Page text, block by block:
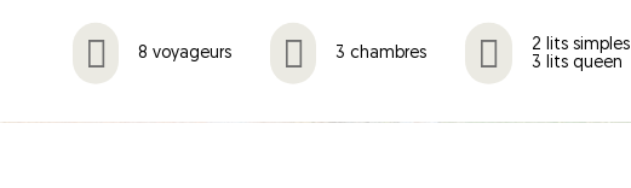
8 voyageurs 3 chambres
2 lits simples
3 lits queen